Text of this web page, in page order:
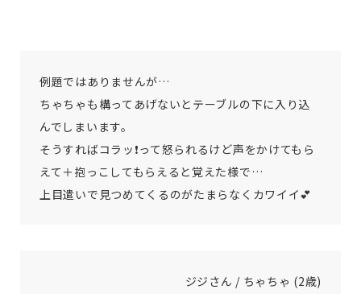
例題ではありませんが…
ちゃちゃも構ってあげないとテーブルの下に入り込
んでしまいます。
そうすればコラッ❗️って怒られるけど声をかけてもら
えて＋抱っこしてもらえると覚えた様で…
上目遣いで見つめてくるのがたまらなくカワイイ💕
ジジさん / ちゃちゃ (2歳)